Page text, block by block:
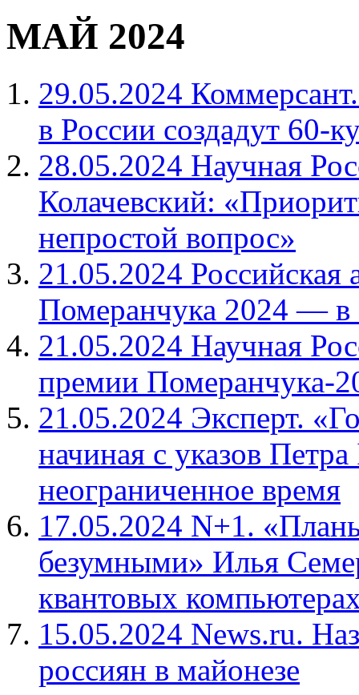
МАЙ 2024
29.05.2024
в России создадут 60-
28.05.2024 Научная
Колачевский:
непростой вопрос»
21.05.2024
Померанчука 2024 —
21.05.2024 Научная
премии Померанчука-
21.05.2024 Эксперт.
начиная с указов
неограниченное время
17.05.2024 N+1.
безумными» Илья
квантовых
15.05.2024 News.ru.
россиян в майонезе